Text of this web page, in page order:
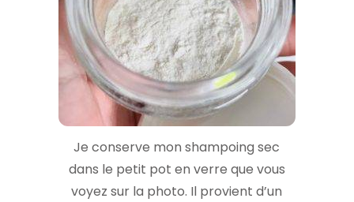
Je conserve mon shampoing sec
dans le petit pot en verre que vous
voyez sur la photo. Il provient d’un